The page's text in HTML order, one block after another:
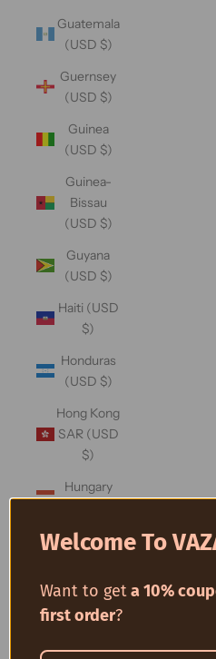
Guatemala
(USD $)
Guernsey
(USD $)
Guinea
(USD $)
Guinea-
Bissau
(USD $)
Guyana
(USD $)
Haiti (USD
$)
Honduras
(USD $)
Hong Kong
SAR (USD
$)
Hungary
Iceland
India (USD
$)
Welcome To
Want to geta 10%
first order?